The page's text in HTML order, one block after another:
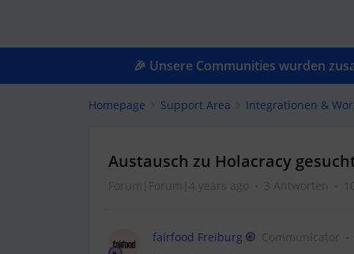
🎉 Unsere Communities wurden
Homepage Support Area Integrationen &
Austausch zu Holacracy
Forum|Forum|4 years ago 3 Antworten
fairfood Freiburg
Communicator